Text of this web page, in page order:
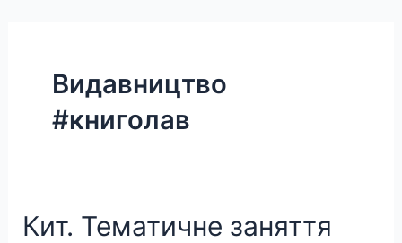
Видавництво
#книголав
Кит. Тематичне заняття